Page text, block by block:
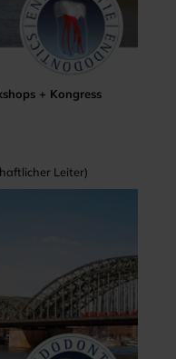
+ Kongress
Leiter)